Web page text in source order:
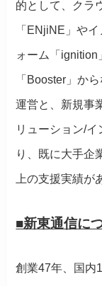
的として、クラ
「ENjiNE」や
ォーム「ignition
「Booster」か
運営と、新規事
リューション/
り、既に大手企
上の支援実績が
■新東通信に
創業47年、国内